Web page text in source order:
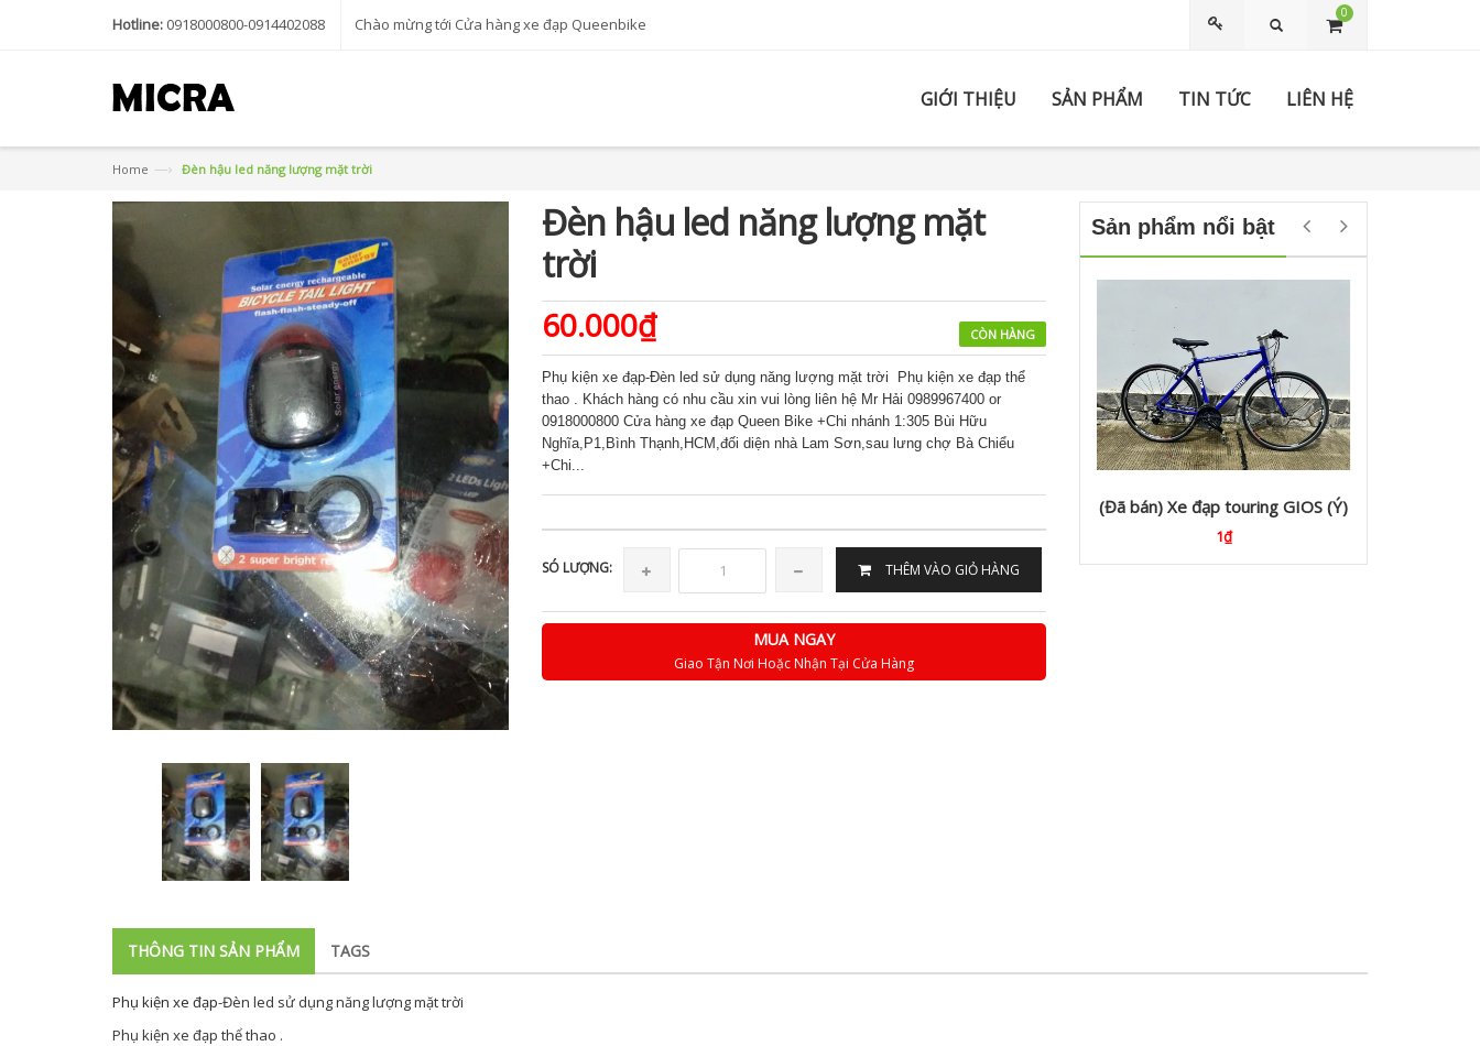
Hotline: 0918000800-0914402088 Chào mừng tới Cửa hàng xe đạp Queenbike
0
Tìm kiếm
GIỚI THIỆU SẢN PHẨM TIN TỨC LIÊN HỆ
Home —› Đèn hậu led năng lượng mặt trời
Đèn hậu led năng lượng mặt
trời
CÒN HÀNG
60.000₫
Phụ kiện xe đạp-Đèn led sử dụng năng lượng mặt trời Phụ kiện xe đạp thể
thao . Khách hàng có nhu cầu xin vui lòng liên hệ Mr Hải 0989967400 or
0918000800 Cửa hàng xe đạp Queen Bike +Chi nhánh 1:305 Bùi Hữu
Nghĩa,P1,Bình Thạnh,HCM,đối diện nhà Lam Sơn,sau lưng chợ Bà Chiểu
+Chi...
SÓ LƯỢNG: THÊM VÀO GIỎ HÀNG
MUA NGAY
Giao Tận Nơi Hoặc Nhận Tại Cửa Hàng
Sản phẩm nổi bật
(Đã bán) Xe đạp touring GIOS (Ý)
1₫
THÔNG TIN SẢN PHẨM TAGS
Phụ kiện xe đạp-Đèn led sử dụng năng lượng mặt trời
Phụ kiện xe đạp thể thao .